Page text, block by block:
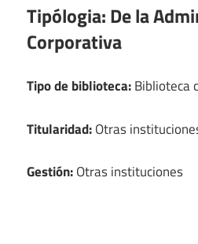
Tipólogia:De la
Corporativa
Tipo de biblioteca:Biblioteca
Titularidad:Otras
Gestión:Otras instituciones